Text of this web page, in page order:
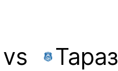
vs Тараз